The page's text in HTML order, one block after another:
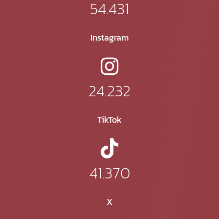
54.431
Instagram
24.232
TikTok
41.370
X